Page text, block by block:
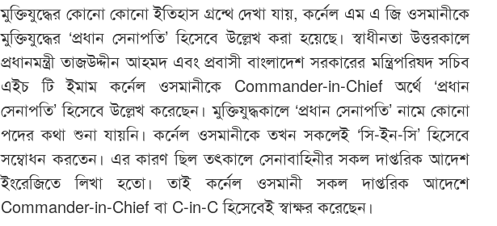
মুক্তিযুদ্ধের কোনো কোনো ইতিহাস গ্রন্থে দেখা যায়, কর্নেল এম এ জি ওসমানীকে
মুক্তিযুদ্ধের ‘প্রধান সেনাপতি’ হিসেবে উল্লেখ করা হয়েছে। স্বাধীনতা উত্তরকালে
প্রধানমন্ত্রী তাজউদ্দীন আহমদ এবং প্রবাসী বাংলাদেশ সরকারের মন্ত্রিপরিষদ সচিব
এইচ টি ইমাম কর্নেল ওসমানীকে Commander-in-Chief অর্থে ‘প্রধান
সেনাপতি’ হিসেবে উল্লেখ করেছেন। মুক্তিযুদ্ধকালে ‘প্রধান সেনাপতি’ নামে কোনো
পদের কথা শুনা যায়নি। কর্নেল ওসমানীকে তখন সকলেই ‘সি-ইন-সি’ হিসেবে
সম্বোধন করতেন। এর কারণ ছিল তৎকালে সেনাবাহিনীর সকল দাপ্তরিক আদেশ
ইংরেজিতে লিখা হতো। তাই কর্নেল ওসমানী সকল দাপ্তরিক আদেশে
Commander-in-Chief বা C-in-C হিসেবেই স্বাক্ষর করেছেন।